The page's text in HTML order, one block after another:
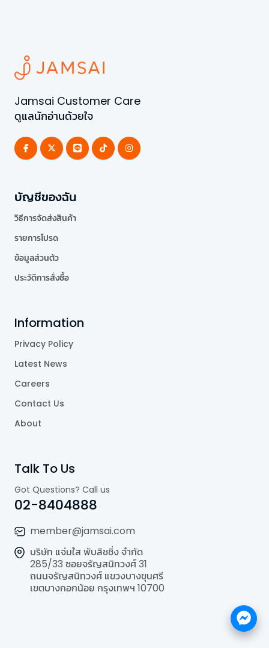
Jamsai Customer Care
ดูแลนักอ่านด้วยใจ
บัญชีของฉัน
วิธีการจัดส่งสินค้า
รายการโปรด
ข้อมูลส่วนตัว
ประวัติการสั่งซื้อ
Information
Privacy Policy
Latest News
Careers
Contact Us
About
Talk To Us
Got Questions? Call us
02-8404888
member@jamsai.com
บริษัท แจ่มใส พับลิชชิ่ง จำกัด
285/33 ซอยจรัญสนิทวงศ์ 31
ถนนจรัญสนิทวงศ์ แขวงบางขุนศรี
เขตบางกอกน้อย กรุงเทพฯ 10700